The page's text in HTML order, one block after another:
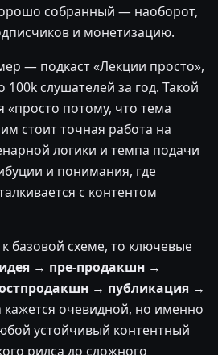
собранный — наоборот,
и монетизацию.
— подкаст «Лекции просто»,
слушателей за год. Такой
«просто потому, что тема
стоит точная работа на
логики и темпа подачи
и понимания, где
с контентом
базовой схеме, то ключевые
идея → пре-продакшн →
→ публикация →
кажется очевидной, но именно
устойчивый контентный
рилса до сложного